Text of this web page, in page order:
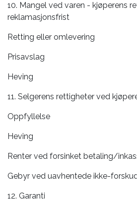
10. Mangel ved varen - kjøperens
reklamasjonsfrist
Retting eller omlevering
Prisavslag
Heving
11. Selgerens rettigheter ved
Oppfyllelse
Heving
Renter ved forsinket betaling/
Gebyr ved uavhentede ikke-
12. Garanti